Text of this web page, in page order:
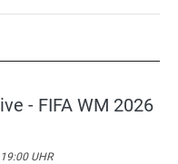
- FIFA WM 2026
19:00 UHR